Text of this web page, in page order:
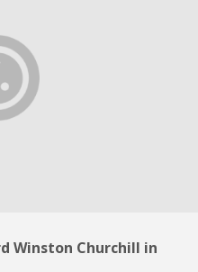
Winston Churchill in